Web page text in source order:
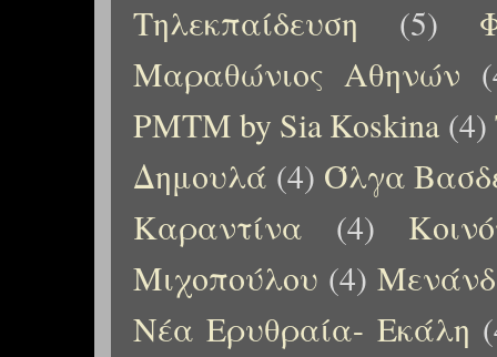
Τηλεκπαίδευση
(5)
Μαραθώνιος Αθηνών
PMTM by Sia Koskina (4)
Δημουλά (4) Όλγα
Καραντίνα
(4)
Μιχοπούλου (4)
Νέα Ερυθραία- Εκάλη